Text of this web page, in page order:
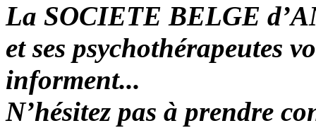
La SOCIETE BELGE
et ses psychothérapeutes
informent...
N’hésitez pas à prendre